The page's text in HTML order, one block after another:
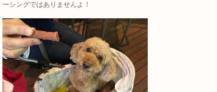
ーシングではありませんよ！